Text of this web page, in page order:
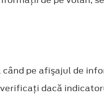
când pe afişajul de
dacă